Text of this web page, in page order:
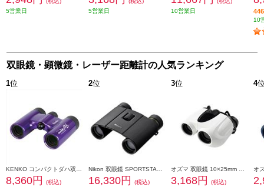
5営業日
5営業日
10営業日
10
双眼鏡・顕微鏡・レーザー距離計の人気ランキング
1位
8,360円
(税込)
2位
16,330円 (税込)
3位
3,168円
(税込)
4